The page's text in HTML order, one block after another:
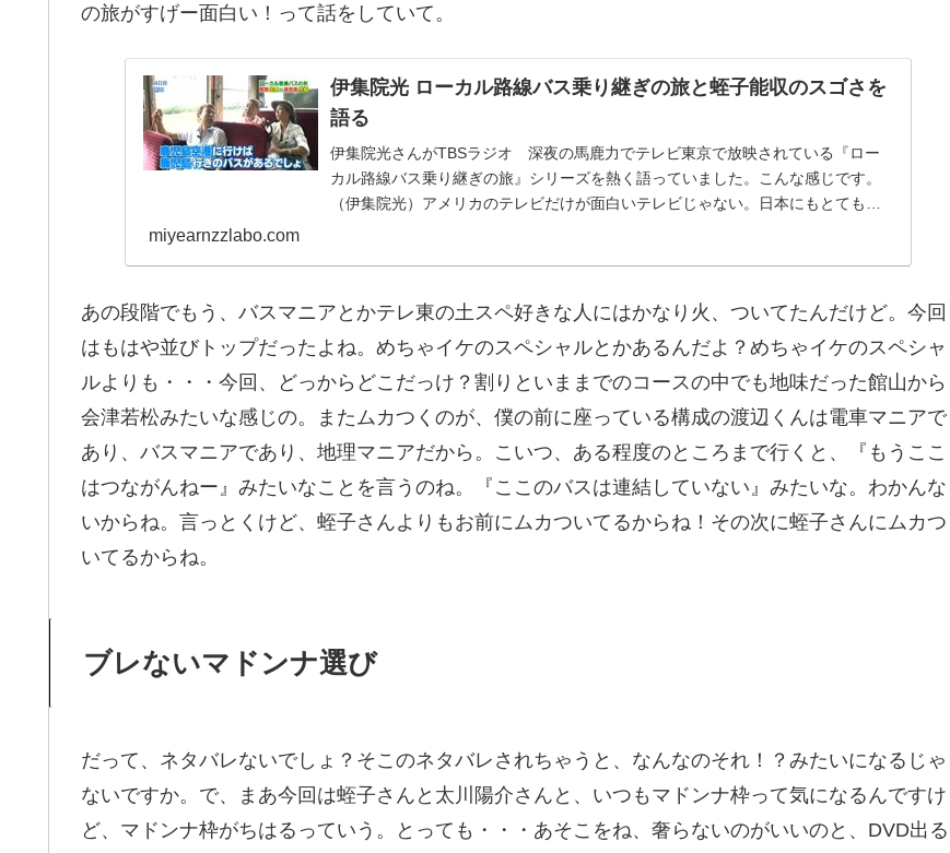
の旅がすげー面白い！って話をしていて。
伊集院光 ローカル路線バス乗り継ぎの旅と蛭子能収のスゴさを
語る
伊集院光さんがTBSラジオ 深夜の馬鹿力でテレビ東京で放映されている『ロー
カル路線バス乗り継ぎの旅』シリーズを熱く語っていました。こんな感じです。
（伊集院光）アメリカのテレビだけが面白いテレビじゃない。日本にもとても面
miyearnzzlabo.com
あの段階でもう、バスマニアとかテレ東の土スペ好きな人にはかなり火、ついてたんだけど。今回
はもはや並びトップだったよね。めちゃイケのスペシャルとかあるんだよ？めちゃイケのスペシャ
ルよりも・・・今回、どっからどこだっけ？割りといままでのコースの中でも地味だった館山から
会津若松みたいな感じの。またムカつくのが、僕の前に座っている構成の渡辺くんは電車マニアで
あり、バスマニアであり、地理マニアだから。こいつ、ある程度のところまで行くと、『もうここ
はつながんねー』みたいなことを言うのね。『ここのバスは連結していない』みたいな。わかんな
いからね。言っとくけど、蛭子さんよりもお前にムカついてるからね！その次に蛭子さんにムカつ
いてるからね。
ブレないマドンナ選び
だって、ネタバレないでしょ？そこのネタバレされちゃうと、なんなのそれ！？みたいになるじゃ
ないですか。で、まあ今回は蛭子さんと太川陽介さんと、いつもマドンナ枠って気になるんですけ
ど、マドンナ枠がちはるっていう。とっても・・・あそこをね、奢らないのがいいのと、DVD出る